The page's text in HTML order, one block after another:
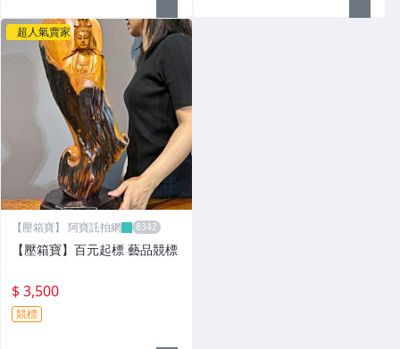
超人氣賣家
【壓箱寶】 阿寶託拍網
【壓箱寶】百元起標 藝品競標
$ 3,500
競標